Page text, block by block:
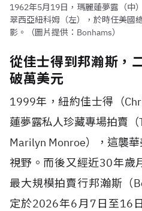
1962年5月19日，瑪麗蓮夢露（中
翠西亞紐科姆（左），於時任美國
影。（圖片提供：Bonhams）
從佳士得到邦瀚斯，
破萬美元
1999年，紐約佳士得（
蓮夢露私人珍藏專場拍賣
Marilyn Monroe），這襲
視野。而後又經近30年歲
最大規模拍賣行邦瀚斯（
定於2026年6月7日至16